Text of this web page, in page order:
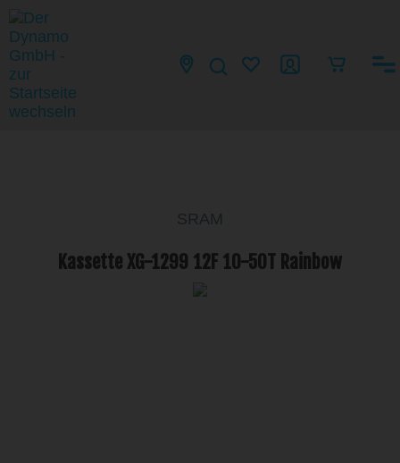
SRAM
Kassette XG-1299 12F 10-50T Rainbow